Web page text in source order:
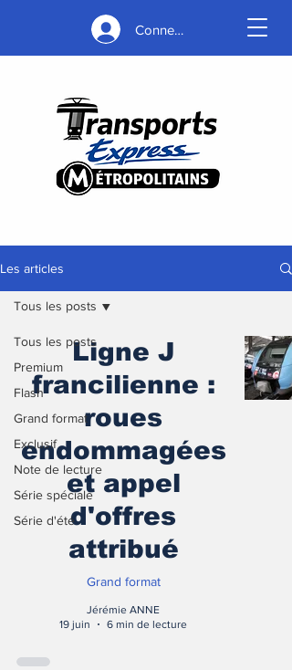
Connexion
Les articles
Tous les posts
Premium
Flash
Grand format
Exclusif
Note de lecture
Série spéciale
Série d'été
Tous les posts
Ligne J
francilienne :
roues
endommagées
et appel
d'offres
attribué
Grand format
Jérémie ANNE
19 juin
6 min de lecture